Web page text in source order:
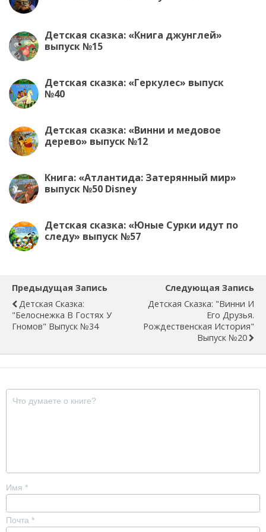
Детская сказка: «Книга джунглей»
выпуск №15
Детская сказка: «Геркулес» выпуск
№40
Детская сказка: «Винни и медовое
дерево» выпуск №12
Книга: «Атлантида: Затерянный мир»
выпуск №50 Disney
Детская сказка: «Юные Сурки идут по
следу» выпуск №57
Предыдущая Запись
Детская Сказка:
"Белоснежка В Гостях У
Гномов" Выпуск №34
Следующая Запись
Детская Сказка: "Винни И
Его Друзья.
Рождественская История"
Выпуск №20
Имя *
Почта *